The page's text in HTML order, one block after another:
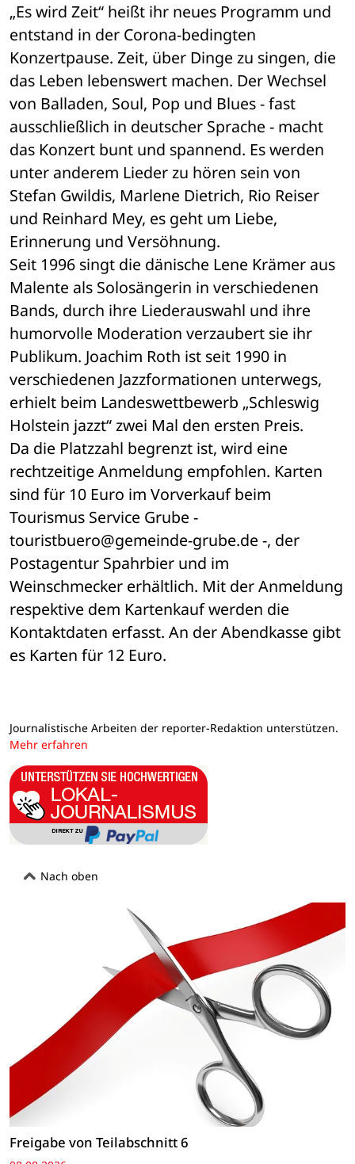
„Es wird Zeit“ heißt ihr neues Programm und
entstand in der Corona-bedingten
Konzertpause. Zeit, über Dinge zu singen, die
das Leben lebenswert machen. Der Wechsel
von Balladen, Soul, Pop und Blues - fast
ausschließlich in deutscher Sprache - macht
das Konzert bunt und spannend. Es werden
unter anderem Lieder zu hören sein von
Stefan Gwildis, Marlene Dietrich, Rio Reiser
und Reinhard Mey, es geht um Liebe,
Erinnerung und Versöhnung.
Seit 1996 singt die dänische Lene Krämer aus
Malente als Solosängerin in verschiedenen
Bands, durch ihre Liederauswahl und ihre
humorvolle Moderation verzaubert sie ihr
Publikum. Joachim Roth ist seit 1990 in
verschiedenen Jazzformationen unterwegs,
erhielt beim Landeswettbewerb „Schleswig
Holstein jazzt“ zwei Mal den ersten Preis.
Da die Platzzahl begrenzt ist, wird eine
rechtzeitige Anmeldung empfohlen. Karten
sind für 10 Euro im Vorverkauf beim
Tourismus Service Grube -
touristbuero@gemeinde-grube.de -, der
Postagentur Spahrbier und im
Weinschmecker erhältlich. Mit der Anmeldung
respektive dem Kartenkauf werden die
Kontaktdaten erfasst. An der Abendkasse gibt
es Karten für 12 Euro.
Journalistische Arbeiten der reporter-Redaktion unterstützen.
Mehr erfahren
Nach oben
Freigabe von Teilabschnitt 6